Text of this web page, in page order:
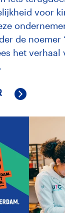
voor
de noemer
het verhaal